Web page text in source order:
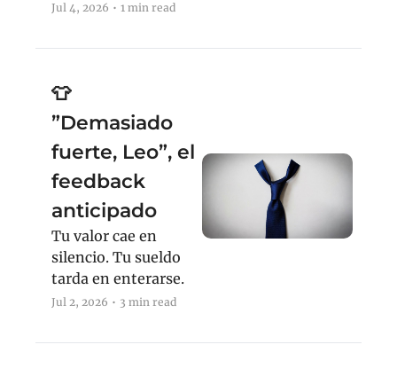
Jul 4, 2026 • 1 min read
👕
”Demasiado
fuerte, Leo”, el
feedback
anticipado
Tu valor cae en
silencio. Tu sueldo
tarda en enterarse.
Jul 2, 2026 • 3 min read